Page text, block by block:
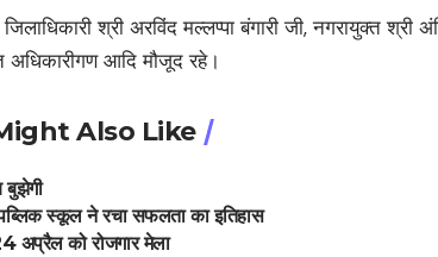
श्री अरविंद मल्लप्पा बंगारी जी, नगरायुक्त
अधिकारीगण आदि मौजूद रहे।
Also Like
स्कूल ने रचा सफलता का इतिहास
अप्रैल को रोजगार मेला